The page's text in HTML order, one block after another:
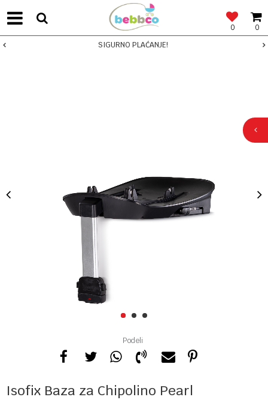
0
0
SIGURNO PLAĆANJE!
1 2 3
Podeli
Isofix Baza za Chipolino Pearl